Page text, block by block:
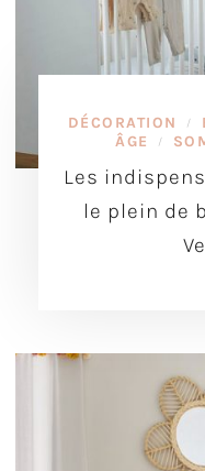
DÉCORATION /
ÂGE
/
Les
le plein de